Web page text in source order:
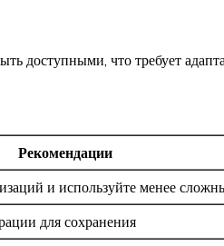
доступными, что требует
Рекомендации
и используйте менее
для сохранения